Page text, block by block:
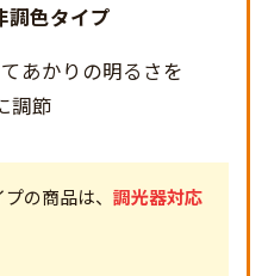
調色タイプ
あかりの明るさを
調節
の商品は、 調光器対応